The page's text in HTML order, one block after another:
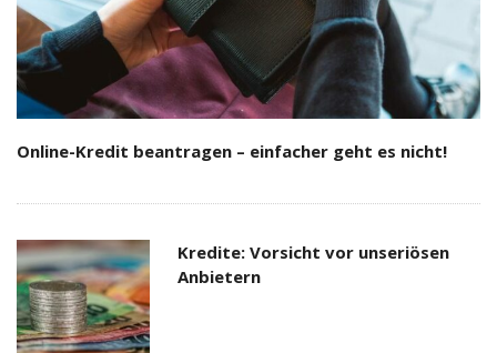
Online-Kredit beantragen – einfacher geht es nicht!
Kredite: Vorsicht vor unseriösen
Anbietern